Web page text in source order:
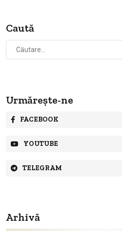
Caută
Caută
după:
Urmărește-ne
FACEBOOK
YOUTUBE
TELEGRAM
Arhivă